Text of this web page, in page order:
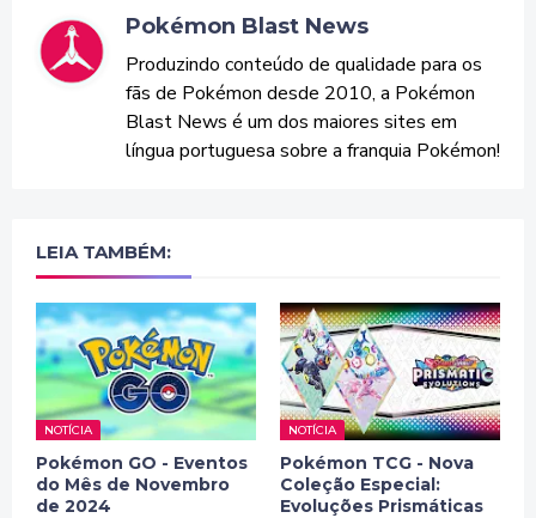
Pokémon Blast News
Produzindo conteúdo de qualidade para os
fãs de Pokémon desde 2010, a Pokémon
Blast News é um dos maiores sites em
língua portuguesa sobre a franquia Pokémon!
LEIA TAMBÉM:
NOTÍCIA
Pokémon GO - Eventos
do Mês de Novembro
de 2024
NOTÍCIA
Pokémon TCG - Nova
Coleção Especial:
Evoluções Prismáticas